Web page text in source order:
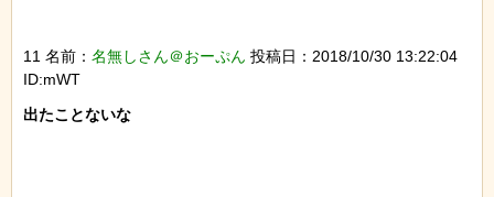
11 名前： 名無しさん＠おーぷん 投稿日：2018/10/30 13:22:04
ID:mWT
出たことないな